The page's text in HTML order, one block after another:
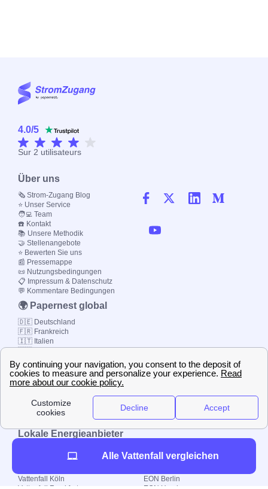
4.0/5
Sur 2 utilisateurs
Lokale Energieanbieter
Vattenfall Berlin
Vattenfall Hamburg
Vattenfall Köln
Statdwerke Essen
Statdwerke Bremen
EON Berlin
Über uns
🗞 Strom-Zugang Blog
⭐️ Unser Service
🧑‍💻 Team
☎️ Kontakt
📚 Unsere Methodik
🤝 Stellenangebote
⭐ Bewerten Sie uns
📰 Pressemappe
📜 Nutzungsbedingungen
📋 Impressum & Datenschutz
💬 Kommentare Bedingungen
🌍 Papernest global
🇩🇪 Deutschland
🇫🇷 Frankreich
🇮🇹 Italien
🇪🇸 Spanien
🇬🇧 Großbritannien
🇧🇷 Brasilien
© 2000-2023 Strom-
Zugang Limited etc.
Alle Vattenfall vergleichen